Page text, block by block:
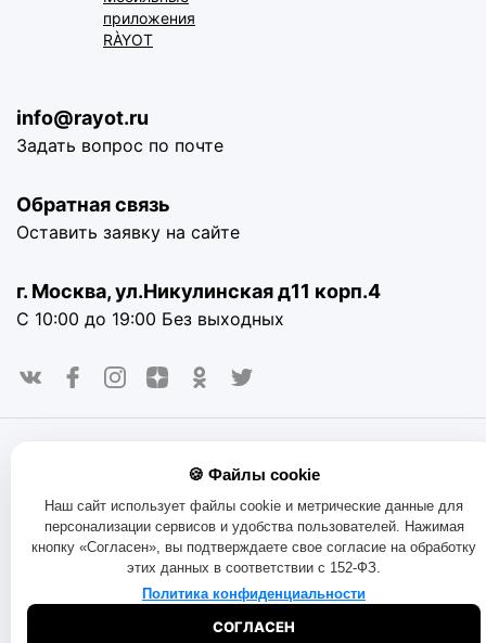
приложения
RÀYOT
info@rayot.ru
Задать вопрос по почте
Обратная связь
Оставить заявку на сайте
г. Москва, ул.Никулинская д11 корп.4
С 10:00 до 19:00 Без выходных
использует куки-файлы и другие технологии, чтобы помочь
вам в навигации, а также предоставить лучший
пользовательский опыт, анализировать использование
наших продуктов и услуг, повысить качество рекламных и
маркетинговых активностей. Если Вы не хотите, чтобы
Ваши пользовательские данные обрабатывались,
пожалуйста, ограничьте их использование в своём
браузере.
Договор оферта
🍪 Файлы cookie
Наш сайт использует файлы cookie и метрические данные для
персонализации сервисов и удобства пользователей. Нажимая
кнопку «Согласен», вы подтверждаете свое согласие на обработку
этих данных в соответствии с 152-ФЗ.
Политика конфиденциальности
СОГЛАСЕН